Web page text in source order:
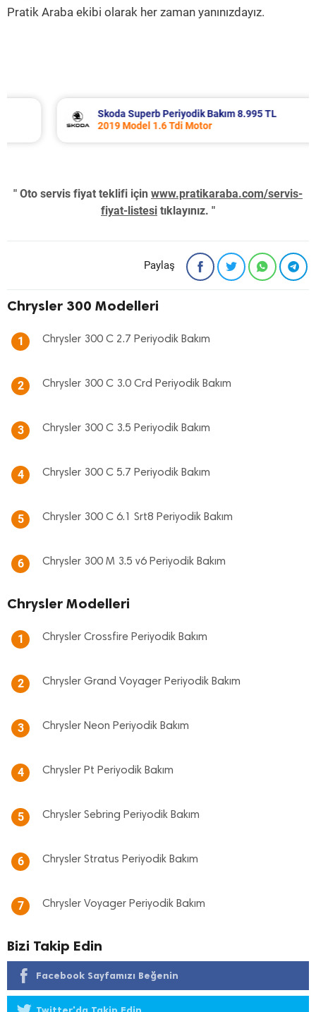
Pratik Araba ekibi olarak her zaman yanınızdayız.
Skoda Superb Periyodik Bakım 8.995 TL
2019 Model 1.6 Tdi Motor
" Oto servis fiyat teklifi için www.pratikaraba.com/servis-
fiyat-listesi tıklayınız. "
Paylaş
Chrysler 300 Modelleri
1 Chrysler 300 C 2.7 Periyodik Bakım
2 Chrysler 300 C 3.0 Crd Periyodik Bakım
3 Chrysler 300 C 3.5 Periyodik Bakım
4 Chrysler 300 C 5.7 Periyodik Bakım
5 Chrysler 300 C 6.1 Srt8 Periyodik Bakım
6 Chrysler 300 M 3.5 v6 Periyodik Bakım
Chrysler Modelleri
1 Chrysler Crossfire Periyodik Bakım
2 Chrysler Grand Voyager Periyodik Bakım
3 Chrysler Neon Periyodik Bakım
4 Chrysler Pt Periyodik Bakım
5 Chrysler Sebring Periyodik Bakım
6 Chrysler Stratus Periyodik Bakım
7 Chrysler Voyager Periyodik Bakım
Bizi Takip Edin
Facebook Sayfamızı Beğenin